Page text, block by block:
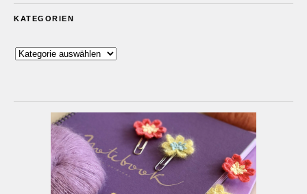
KATEGORIEN
Kategorien